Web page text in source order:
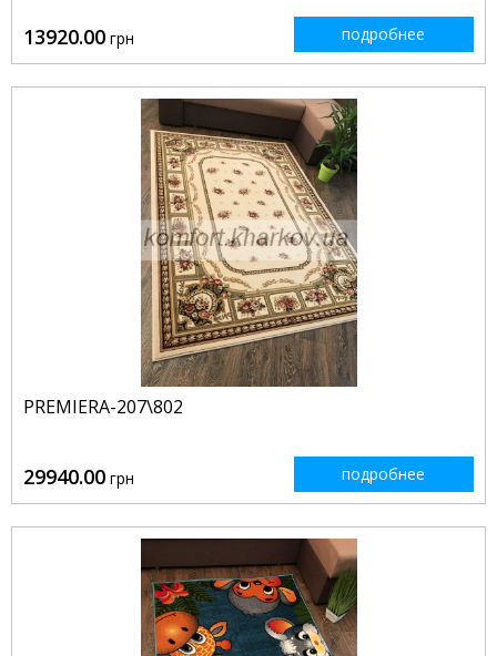
13920.00 грн подробнее
PREMIERA-207\802
29940.00 грн подробнее